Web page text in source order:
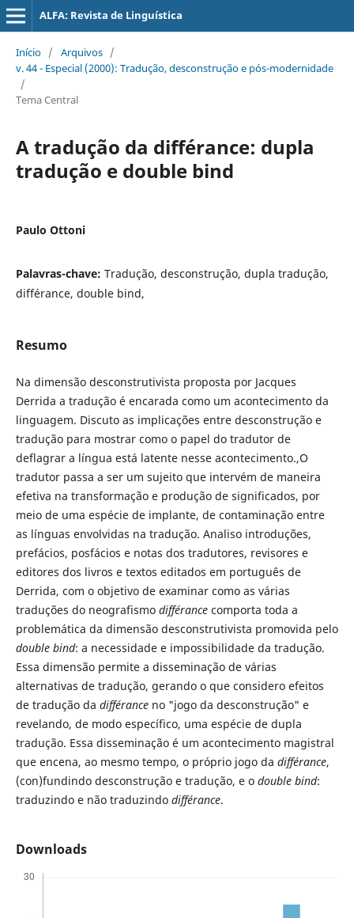
ALFA: Revista de Linguística
Início / Arquivos /
v. 44 - Especial (2000): Tradução, desconstrução e pós-modernidade
/
Tema Central
A tradução da différance: dupla
tradução e double bind
Paulo Ottoni
Palavras-chave: Tradução, desconstrução, dupla tradução,
différance, double bind,
Resumo
Na dimensão desconstrutivista proposta por Jacques
Derrida a tradução é encarada como um acontecimento da
linguagem. Discuto as implicações entre desconstrução e
tradução para mostrar como o papel do tradutor de
deflagrar a língua está latente nesse acontecimento.,O
tradutor passa a ser um sujeito que intervém de maneira
efetiva na transformação e produção de significados, por
meio de uma espécie de implante, de contaminação entre
as línguas envolvidas na tradução. Analiso introduções,
prefácios, posfácios e notas dos tradutores, revisores e
editores dos livros e textos editados em português de
Derrida, com o objetivo de examinar como as várias
traduções do neografismo différance comporta toda a
problemática da dimensão desconstrutivista promovida pelo
double bind: a necessidade e impossibilidade da tradução.
Essa dimensão permite a disseminação de várias
alternativas de tradução, gerando o que considero efeitos
de tradução da différanceno "jogo da desconstrução" e
revelando, de modo específico, uma espécie de dupla
tradução. Essa disseminação é um acontecimento magistral
que encena, ao mesmo tempo, o próprio jogo da différance,
(con)fundindo desconstrução e tradução, e o double bind:
traduzindo e não traduzindo différance.
Downloads